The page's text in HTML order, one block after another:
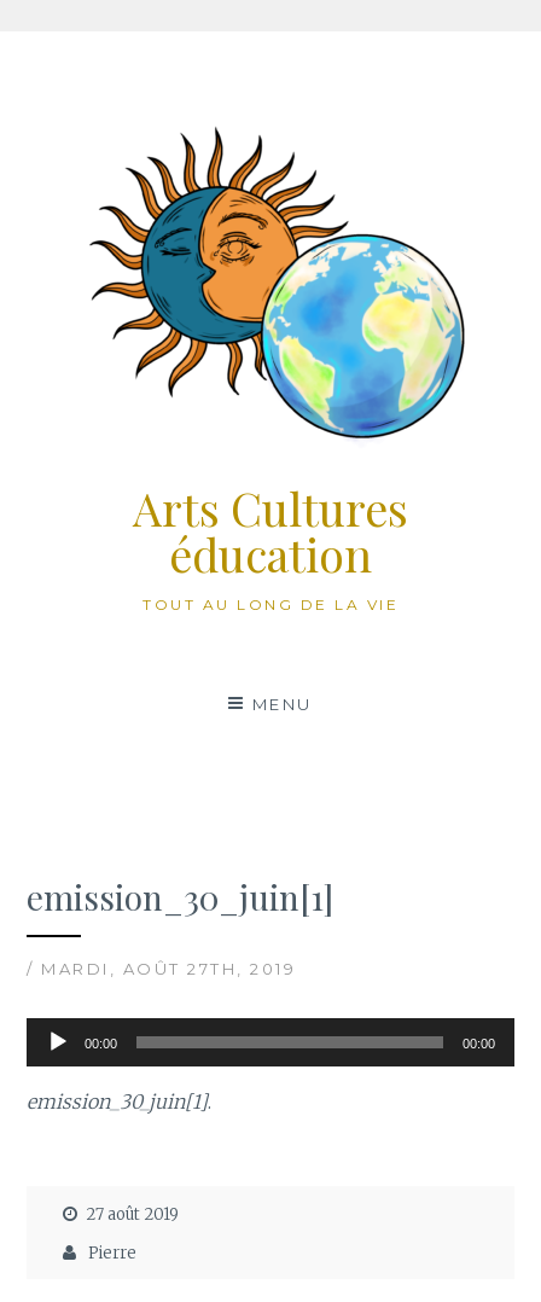
Arts Cultures
éducation
TOUT AU LONG DE LA VIE
MENU
emission_30_juin[1]
/ MARDI, AOÛT 27TH, 2019
Lecteur
audio
00:00 00:00
emission_30_juin[1].
27 août 2019
Pierre